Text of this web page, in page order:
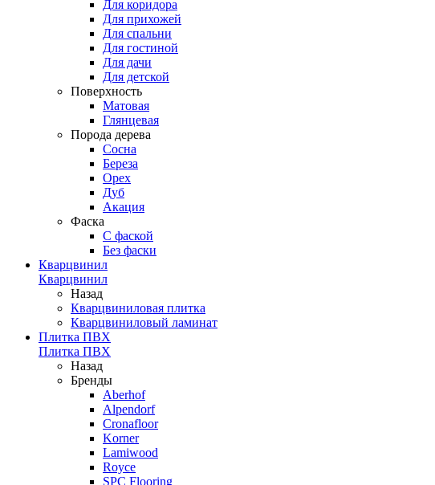
Для коридора
Для прихожей
Для спальни
Для гостиной
Для дачи
Для детской
Поверхность
Матовая
Глянцевая
Порода дерева
Сосна
Береза
Орех
Дуб
Акация
Фаска
С фаской
Без фаски
Кварцвинил
Кварцвинил
Назад
Кварцвиниловая плитка
Кварцвиниловый ламинат
Плитка ПВХ
Плитка ПВХ
Назад
Бренды
Aberhof
Alpendorf
Cronafloor
Korner
Lamiwood
Royce
SPC Flooring